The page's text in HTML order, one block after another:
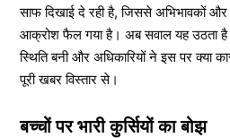
साफ दिखाई दे रही है, जिससे अभिभावकों और
आक्रोश फैल गया है। अब सवाल यह उठता
स्थिति बनी और अधिकारियों ने इस पर क्या
पूरी खबर विस्तार से।
बच्चों पर भारी कुर्सियों का बोझ